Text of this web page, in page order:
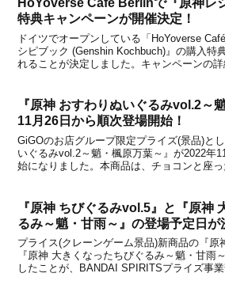
HoYoverse Café Berlinで『原神レ
特典キャンペーンが開催決定！
ドイツでオープンしている「HoYoverse
シピブック (Genshin Kochbuch)』の購入特
れることが決定しました。キャンペーンの詳
『原神 おすわりぬいぐるみvol.2～
11月26日から順次登場開始！
GiGOのお店グループ限定プライズ(景品)と
いぐるみvol.2～魈・楓原万葉～』が2022年
始になりました。本商品は、チョコンと座っ
『原神 ちびぐるみvol.5』と『原神
るみ～魈・甘雨～』の登場予定日が
プライス(クレーンゲーム景品)新商品の『原
『原神 大きくなったちびぐるみ～魈・甘雨
したことが、BANDAI SPIRITSプライズ事